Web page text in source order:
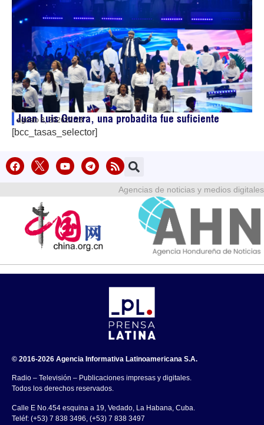
Juan Luis Guerra, una probadita fue suficiente
agosto 8, 202622:23
[bcc_tasas_selector]
Agencias de noticias y medios digitales
© 2016-2026 Agencia Informativa Latinoamericana S.A.
Radio – Televisión – Publicaciones impresas y digitales.
Todos los derechos reservados.
Calle E No.454 esquina a 19, Vedado, La Habana, Cuba.
Teléf: (+53) 7 838 3496, (+53) 7 838 3497